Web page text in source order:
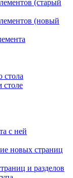
(старый
(новый
стола
столе
с ней
новых страниц
и разделов